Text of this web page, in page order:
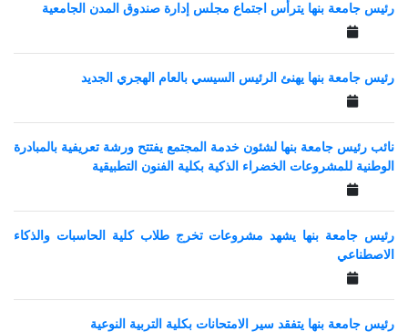
رئيس جامعة بنها يترأس اجتماع مجلس إدارة صندوق المدن الجامعية
رئيس جامعة بنها يهنئ الرئيس السيسي بالعام الهجري الجديد
نائب رئيس جامعة بنها لشئون خدمة المجتمع يفتتح ورشة تعريفية بالمبادرة
الوطنية للمشروعات الخضراء الذكية بكلية الفنون التطبيقية
رئيس جامعة بنها يشهد مشروعات تخرج طلاب كلية الحاسبات والذكاء
الاصطناعي
رئيس جامعة بنها يتفقد سير الامتحانات بكلية التربية النوعية